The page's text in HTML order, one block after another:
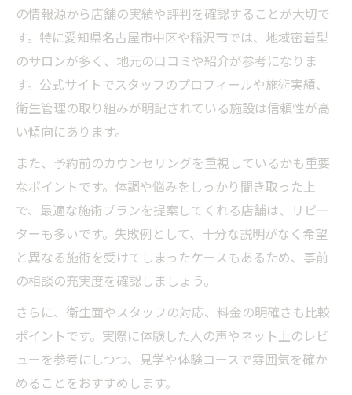
の情報源から店舗の実績や評判を確認することが大切で
す。特に愛知県名古屋市中区や稲沢市では、地域密着型
のサロンが多く、地元の口コミや紹介が参考になりま
す。公式サイトでスタッフのプロフィールや施術実績、
衛生管理の取り組みが明記されている施設は信頼性が高
い傾向にあります。
また、予約前のカウンセリングを重視しているかも重要
なポイントです。体調や悩みをしっかり聞き取った上
で、最適な施術プランを提案してくれる店舗は、リピー
ターも多いです。失敗例として、十分な説明がなく希望
と異なる施術を受けてしまったケースもあるため、事前
の相談の充実度を確認しましょう。
さらに、衛生面やスタッフの対応、料金の明確さも比較
ポイントです。実際に体験した人の声やネット上のレビ
ューを参考にしつつ、見学や体験コースで雰囲気を確か
めることをおすすめします。